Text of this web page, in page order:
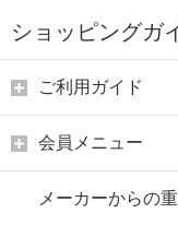
ショッピングガ
ご利用ガイド
会員メニュー
メーカーからの